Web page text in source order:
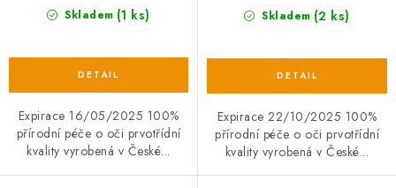
Skladem (1 ks)
Expirace 16/05/2025 100%
přírodní péče o oči prvotřídní
kvality vyrobená v České...
Skladem (2 ks)
Expirace 22/10/2025 100%
přírodní péče o oči prvotřídní
kvality vyrobená v České...